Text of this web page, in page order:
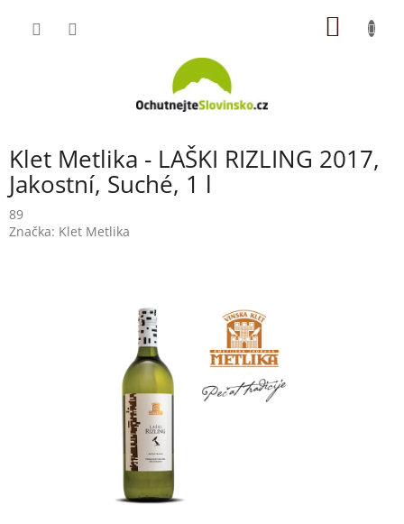
Klet Metlika - LAŠKI RIZLING 2017,
Jakostní, Suché, 1 l
89
Značka: Klet Metlika